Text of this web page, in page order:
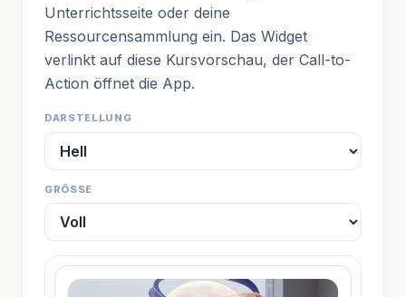
Unterrichtsseite oder deine
Ressourcensammlung ein. Das Widget
verlinkt auf diese Kursvorschau, der Call-to-
Action öffnet die App.
DARSTELLUNG
GRÖSSE